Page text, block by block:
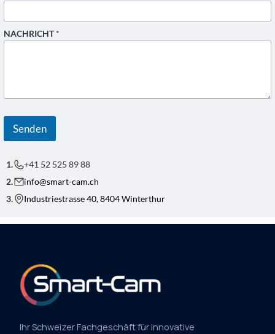
NACHRICHT*
Senden
+41 52 525 89 88
info@smart-cam.ch
Industriestrasse 40, 8404 Winterthur
Ihr Schweizer Fachgeschäft für innovative